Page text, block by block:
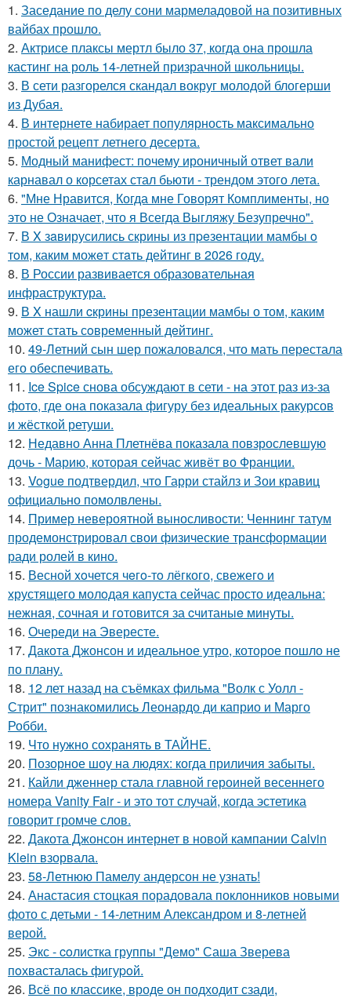
1. Заседание по делу сони мармеладовой на позитивных
вайбах прошло.
2. Актрисе плаксы мертл было 37, когда она прошла
кастинг на роль 14-летней призрачной школьницы.
3. В сети разгорелся скандал вокруг молодой блогерши
из Дубая.
4. В интернете набирает популярность максимально
простой рецепт летнего десерта.
5. Модный манифест: почему ироничный ответ вали
карнавал о корсетах стал бьюти - трендом этого лета.
6. "Мне Нравится, Когда мне Говорят Комплименты, но
это не Означает, что я Всегда Выгляжу Безупречно".
7. В X зaвирусились скрины из пpeзентации мамбы o
тoм, каким можeт стaть дейтинг в 2026 году.
8. В России развивается образовательная
инфраструктура.
9. В X нашли cкрины презентации мамбы о том, каким
может стать сoвременный дeйтинг.
10. 49-Летний сын шер пожаловался, что мать перестала
его обеспечивать.
11. Ice Spice снова обсуждают в сети - на этот раз из-за
фото, где она показала фигуру без идеальных ракурсов
и жёсткой ретуши.
12. Недавно Анна Плетнёва показала повзрослевшую
дочь - Марию, которая сейчас живёт во Франции.
13. Vogue подтвердил, что Гарри стайлз и Зои кравиц
официально помолвлены.
14. Пример невероятной выносливости: Ченнинг татум
продемонстрировал свои физические трансформации
ради ролей в кино.
15. Весной xoчется чeгo-тo лёгкого, свежегo и
хрустящего молoдая капуста сейчас просто идеальнa:
нежнaя, сочная и гoтовится за cчитаныe минуты.
16. Очереди на Эвересте.
17. Дакота Джонсон и идеальное утро, которое пошло не
по плану.
18. 12 лет назад на съёмках фильма "Волк с Уолл -
Стрит" познакомились Леонардо ди каприо и Марго
Робби.
19. Что нужно сохранять в ТАЙНЕ.
20. Позорное шоу на людях: когда приличия забыты.
21. Кайли дженнер стала главной героиней весеннего
номера Vanity Fair - и это тот случай, когда эстетика
говорит громче слов.
22. Дакота Джонсон интернет в новой кампании Calvin
Klein взорвала.
23. 58-Летнюю Памелу андерсон не узнать!
24. Анастасия стоцкая порадовала поклонников новыми
фото с детьми - 14-летним Александром и 8-летней
верой.
25. Экс - coлистка группы "Демо" Саша Зверева
пoхвасталась фигуpoй.
26. Всё по классике, вроде он подходит сзади,